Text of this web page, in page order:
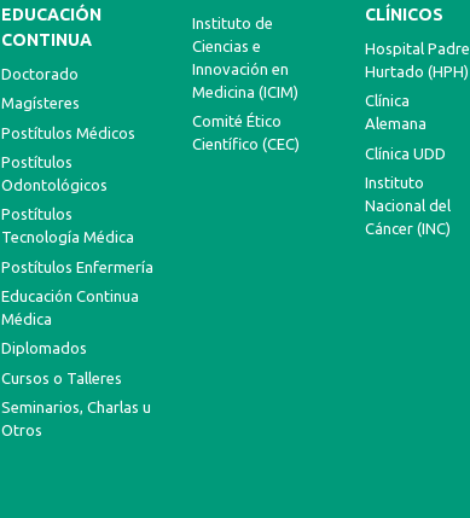
EDUCACIÓN
CONTINUA
Doctorado
Magísteres
Postítulos Médicos
Postítulos
Odontológicos
Postítulos
Tecnología Médica
Postítulos Enfermería
Educación Continua
Médica
Diplomados
Cursos o Talleres
Seminarios, Charlas u
Otros
Instituto de
Ciencias e
Innovación en
Medicina (ICIM)
Comité Ético
Científico (CEC)
CLÍNICOS
Hospital Padre
Hurtado (HPH)
Clínica
Alemana
Clínica UDD
Instituto
Nacional del
Cáncer (INC)